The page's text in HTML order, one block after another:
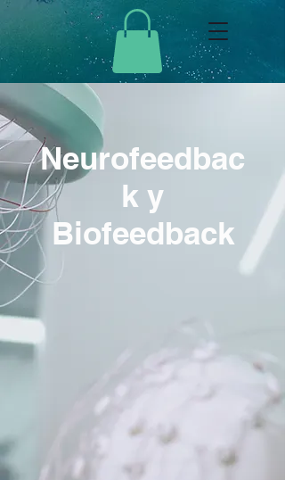
Neurofeedbac
k y
Biofeedback